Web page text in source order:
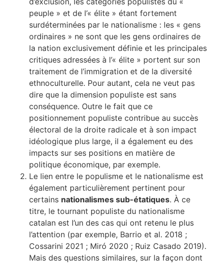
peuple » et de l’« élite » étant fortement
surdéterminées par le nationalisme : les « gens
ordinaires » ne sont que les gens ordinaires de
la nation exclusivement définie et les principales
critiques adressées à l’« élite » portent sur son
traitement de l’immigration et de la diversité
ethnoculturelle. Pour autant, cela ne veut pas
dire que la dimension populiste est sans
conséquence. Outre le fait que ce
positionnement populiste contribue au succès
électoral de la droite radicale et à son impact
idéologique plus large, il a également eu des
impacts sur ses positions en matière de
politique économique, par exemple.
Le lien entre le populisme et le nationalisme est
également particulièrement pertinent pour
certains nationalismes sub-étatiques. À ce
titre, le tournant populiste du nationalisme
catalan est l’un des cas qui ont retenu le plus
l’attention (par exemple, Barrio et al. 2018 ;
Cossarini 2021 ; Miró 2020 ; Ruiz Casado 2019).
Mais des questions similaires, sur la façon dont